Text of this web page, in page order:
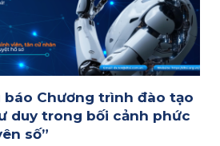
báo Chương trình đào tạo
duy trong bối cảnh phức
số”